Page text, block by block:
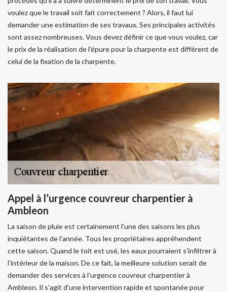
voulez que le travail soit fait correctement ? Alors, il faut lui
demander une estimation de ses travaux. Ses principales activités
sont assez nombreuses. Vous devez définir ce que vous voulez, car
le prix de la réalisation de l’épure pour la charpente est différent de
celui de la fixation de la charpente.
Appel à l’urgence couvreur charpentier à
Ambleon
La saison de pluie est certainement l’une des saisons les plus
inquiétantes de l’année. Tous les propriétaires appréhendent
cette saison. Quand le toit est usé, les eaux pourraient s’infiltrer à
l’intérieur de la maison. De ce fait, la meilleure solution serait de
demander des services à l’urgence couvreur charpentier à
Ambleon. Il s’agit d’une intervention rapide et spontanée pour